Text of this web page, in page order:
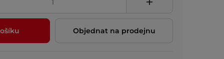
Objednat na prodejnu